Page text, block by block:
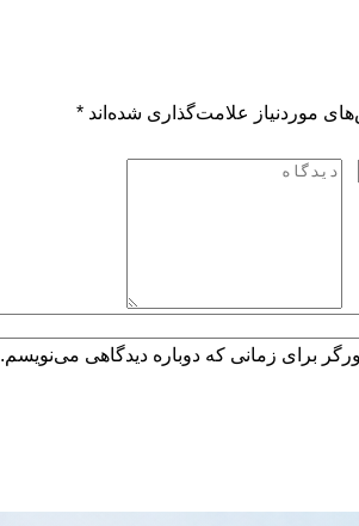
موردنیاز علامت‌گذاری شده‌اند *
برای زمانی که دوباره دیدگاهی می‌نویسم.